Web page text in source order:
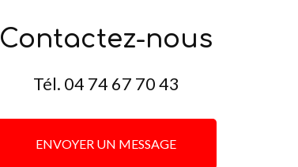
Contactez-nous
Tél. 04 74 67 70 43
ENVOYER UN MESSAGE